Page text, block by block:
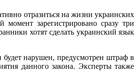
отразиться на жизни украинских
зарегистрировано сразу три
хотят сделать украинский язык
будет нарушен, предусмотрен штраф в
данного закона. Эксперты также